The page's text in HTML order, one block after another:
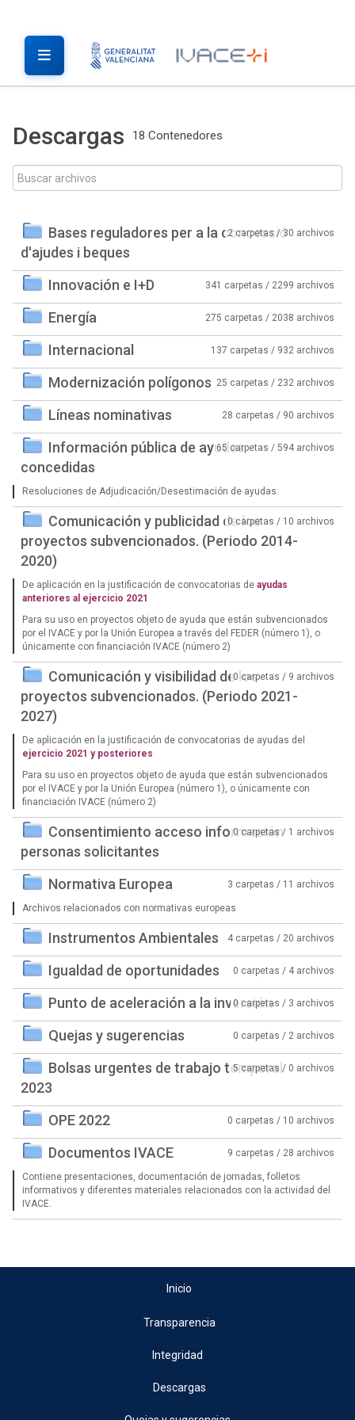
Descargas 18 Contenedores
Bases reguladores per a la concessió
d'ajudes i beques
2 carpetas / 30 archivos
Innovación e I+D 341 carpetas / 2299 archivos
Energía 275 carpetas / 2038 archivos
Internacional 137 carpetas / 932 archivos
Modernización polígonos 25 carpetas / 232 archivos
Líneas nominativas 28 carpetas / 90 archivos
Información pública de ayudas
concedidas
65 carpetas / 594 archivos
Resoluciones de Adjudicación/Desestimación de ayudas.
Comunicación y publicidad de los
proyectos subvencionados. (Periodo 2014-
2020)
0 carpetas / 10 archivos
De aplicación en la justificación de convocatorias de ayudas
anteriores al ejercicio 2021
Para su uso en proyectos objeto de ayuda que están subvencionados
por el IVACE y por la Unión Europea a través del FEDER (número 1), o
únicamente con financiación IVACE (número 2)
Comunicación y visibilidad de los
proyectos subvencionados. (Periodo 2021-
2027)
0 carpetas / 9 archivos
De aplicación en la justificación de convocatorias de ayudas del
ejercicio 2021 y posteriores
Para su uso en proyectos objeto de ayuda que están subvencionados
por el IVACE y por la Unión Europea (número 1), o únicamente con
financiación IVACE (número 2)
Consentimiento acceso información
personas solicitantes
0 carpetas / 1 archivos
Normativa Europea 3 carpetas / 11 archivos
Archivos relacionados con normativas europeas
Instrumentos Ambientales 4 carpetas / 20 archivos
Igualdad de oportunidades 0 carpetas / 4 archivos
Punto de aceleración a la inversión0 carpetas / 3 archivos
Quejas y sugerencias 0 carpetas / 2 archivos
Bolsas urgentes de trabajo temporal
2023
5 carpetas / 0 archivos
OPE 2022 0 carpetas / 10 archivos
Documentos IVACE 9 carpetas / 28 archivos
Contiene presentaciones, documentación de jornadas, folletos
informativos y diferentes materiales relacionados con la actividad del
IVACE.
Inicio
Transparencia
Integridad
Descargas